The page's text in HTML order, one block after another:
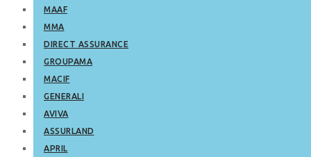
MAAF
MMA
DIRECT ASSURANCE
GROUPAMA
MACIF
GENERALI
AVIVA
ASSURLAND
APRIL